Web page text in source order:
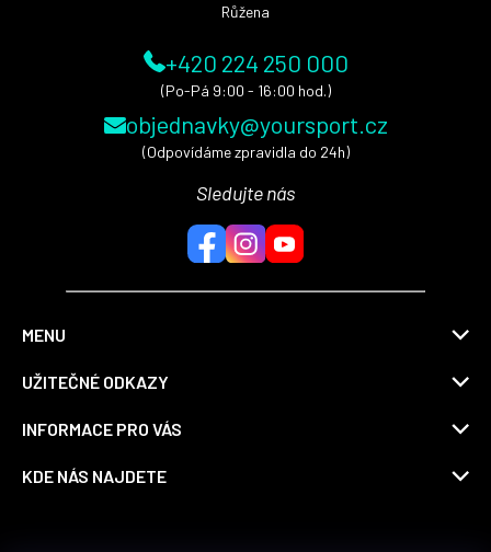
Růžena
+420 224 250 000
(Po-Pá 9:00 - 16:00 hod.)
objednavky@yoursport.cz
(Odpovídáme zpravidla do 24h)
Sledujte nás
MENU
UŽITEČNÉ ODKAZY
INFORMACE PRO VÁS
KDE NÁS NAJDETE